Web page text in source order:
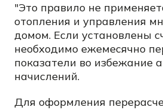
"Это правило не
отопления и управления
домом. Если установлены
необходимо ежемесячно
показатели во избежание
начислений.
Для оформления